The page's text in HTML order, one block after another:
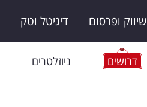
שיווק ופרסום דיגיטל וטק
דרושים ניוזלטרים